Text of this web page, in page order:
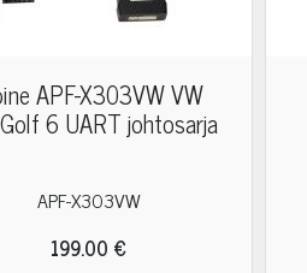
APF-X303VW VW
6 UART johtosarja
APF-X303VW
199.00 €